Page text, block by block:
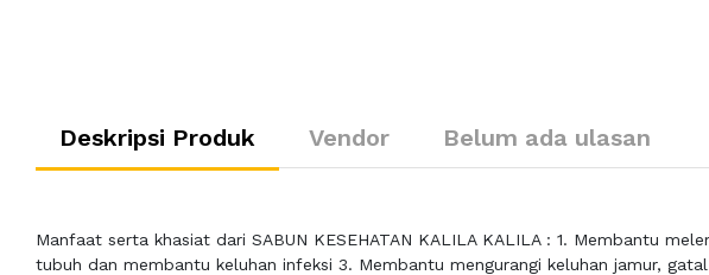
Deskripsi Produk Vendor Belum ada ulasan
Manfaat serta khasiat dari SABUN KESEHATAN KALILA KALILA : 1. Membantu
tubuh dan membantu keluhan infeksi 3. Membantu mengurangi keluhan jamur,